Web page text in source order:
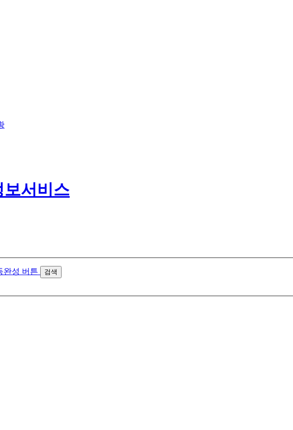
검색